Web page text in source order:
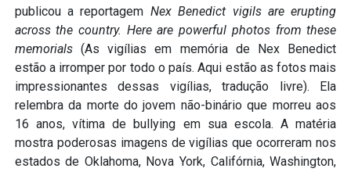
publicou a reportagem Nex Benedict vigils are erupting
across the country. Here are powerful photos from these
memorials(As vigílias em memória de Nex Benedict
estão a irromper por todo o país. Aqui estão as fotos mais
impressionantes dessas vigílias, tradução livre). Ela
relembra da morte do jovem não-binário que morreu aos
16 anos, vítima de bullying em sua escola. A matéria
mostra poderosas imagens de vigílias que ocorreram nos
estados de Oklahoma, Nova York, Califórnia, Washington,